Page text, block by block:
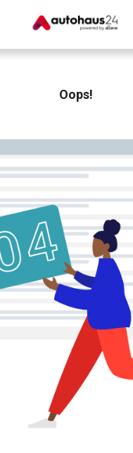
Rund um die Inzahlungnahme
Oops!